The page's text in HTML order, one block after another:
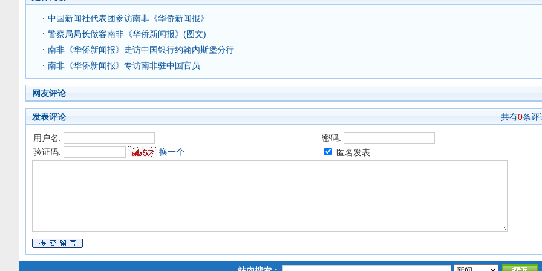
中国新闻社代表团参访南非《华侨新闻报》
警察局局长做客南非《华侨新闻报》(图文)
南非《华侨新闻报》走访中国银行约翰内斯堡分行
南非《华侨新闻报》专访南非驻中国官员
网友评论
发表评论 共有0条评
用户名:
密码:
验证码:
换一个 匿名发表